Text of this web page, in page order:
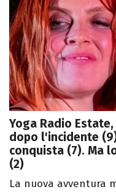
Yoga Radio
dopo l'incidente
conquista (7). Ma
(2)
La nuova avventura